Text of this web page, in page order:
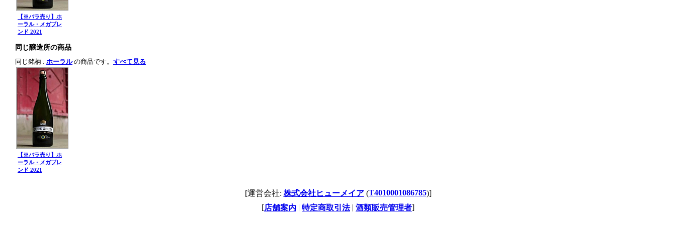
【※バラ売り】ホ
ーラル・メガブレ
ンド 2021
同じ醸造所の商品
同じ銘柄 : ホーラルの商品です。 すべて見る
【※バラ売り】ホ
ーラル・メガブレ
ンド 2021
[運営会社: 株式会社ヒューメイア(T4010001086785)]
[店舗案内 | 特定商取引法| 酒類販売管理者]